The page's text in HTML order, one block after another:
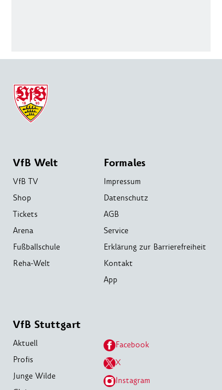
VfB Welt
VfB TV
Shop
Tickets
Arena
Fußballschule
Reha-Welt
Formales
Impressum
Datenschutz
AGB
Service
Erklärung zur Barrierefreiheit
Kontakt
App
VfB Stuttgart
Aktuell
Profis
Junge Wilde
Facebook
X
Instagram